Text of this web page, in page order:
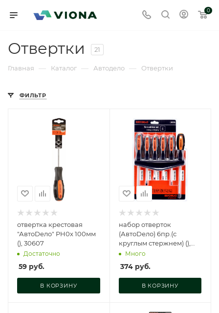
0
Отвертки 21
Главная — Каталог — Автодело — Отвертки
ФИЛЬТР
отвертка крестовая
"АвтоDело" PH0x 100мм
(), 30607
Достаточно
59 руб.
В КОРЗИНУ
набор отверток
(АвтоDело) 6пр.(с
круглым стержнем) (),
30770
Много
374руб.
В КОРЗИНУ